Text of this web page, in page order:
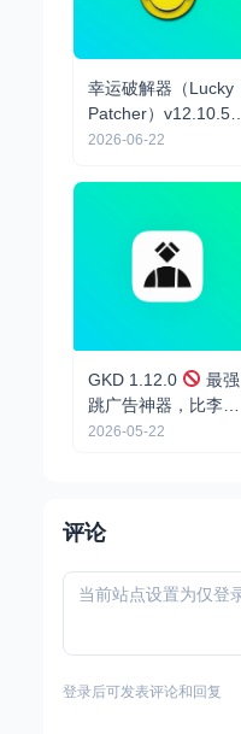
幸运破解器（Lucky
Patcher）v12.10.5 |
解锁应用内购，去除
2026-06-22
GKD 1.12.0
最强
跳广告神器，比李跳
跳好用
2026-05-22
评论
登录后可发表评论和回复